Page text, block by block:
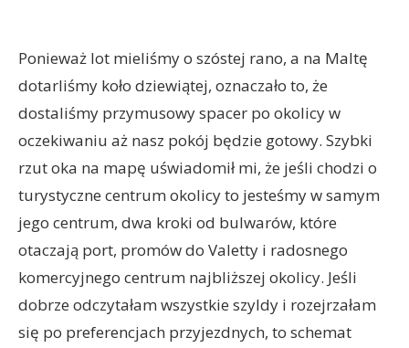
Ponieważ lot mieliśmy o szóstej rano, a na Maltę
dotarliśmy koło dziewiątej, oznaczało to, że
dostaliśmy przymusowy spacer po okolicy w
oczekiwaniu aż nasz pokój będzie gotowy. Szybki
rzut oka na mapę uświadomił mi, że jeśli chodzi o
turystyczne centrum okolicy to jesteśmy w samym
jego centrum, dwa kroki od bulwarów, które
otaczają port, promów do Valetty i radosnego
komercyjnego centrum najbliższej okolicy. Jeśli
dobrze odczytałam wszystkie szyldy i rozejrzałam
się po preferencjach przyjezdnych, to schemat